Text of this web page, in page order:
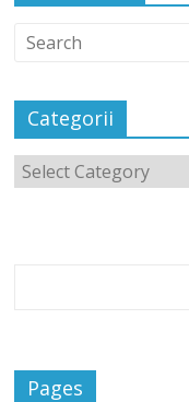
Categorii
Pages